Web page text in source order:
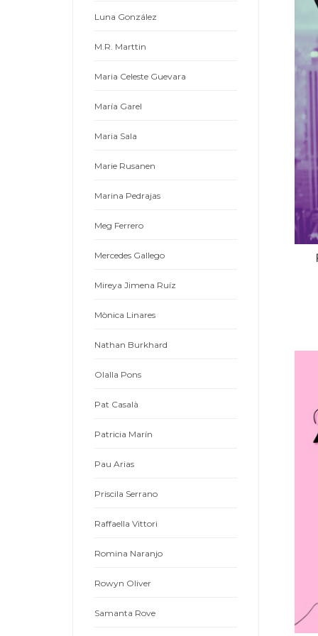
Luna González
M.R. Marttin
Maria Celeste Guevara
María Garel
Maria Sala
Marie Rusanen
Marina Pedrajas
Meg Ferrero
Mercedes Gallego
Mireya Jimena Ruíz
Mònica Linares
Nathan Burkhard
Olalla Pons
Pat Casalà
Patricia Marín
Pau Arias
Priscila Serrano
Raffaella Vittori
Romina Naranjo
Rowyn Oliver
Samanta Rove